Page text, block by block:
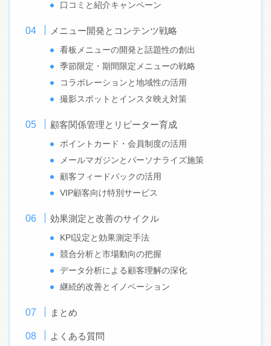
口コミと紹介キャンペーン
メニュー開発とコンテンツ戦略
看板メニューの開発と話題性の創出
季節限定・期間限定メニューの戦略
コラボレーションと地域性の活用
撮影スポットとインスタ映え対策
顧客関係管理とリピーター育成
ポイントカード・会員制度の活用
メールマガジンとパーソナライズ施策
顧客フィードバックの活用
VIP顧客向け特別サービス
効果測定と改善のサイクル
KPI設定と効果測定手法
競合分析と市場動向の把握
データ分析による顧客理解の深化
継続的改善とイノベーション
まとめ
よくある質問